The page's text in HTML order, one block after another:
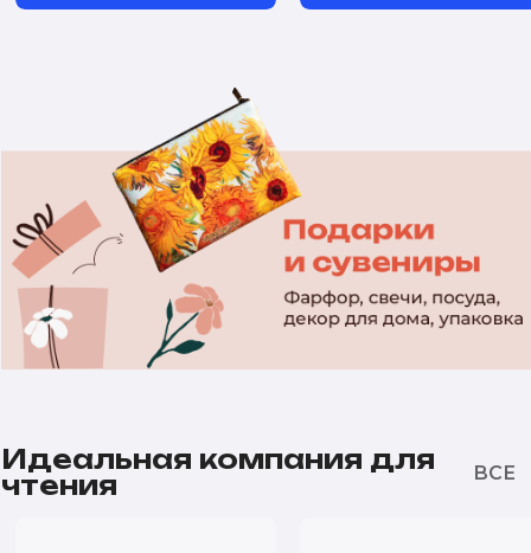
Идеальная компания для
чтения